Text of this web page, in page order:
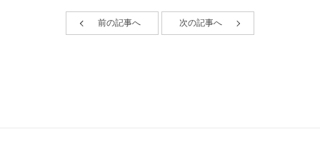
前の記事へ 次の記事へ